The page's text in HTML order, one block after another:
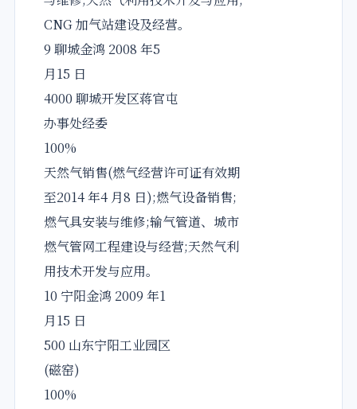
CNG 加气站建设及经营。
9 聊城金鸿 2008 年5
月15 日
4000 聊城开发区蒋官屯
办事处经委
100%
天然气销售(燃气经营许可证有效期
至2014 年4 月8 日);燃气设备销售;
燃气具安装与维修;输气管道、城市
燃气管网工程建设与经营;天然气利
用技术开发与应用。
10 宁阳金鸿 2009 年1
月15 日
500 山东宁阳工业园区
(磁窑)
100%